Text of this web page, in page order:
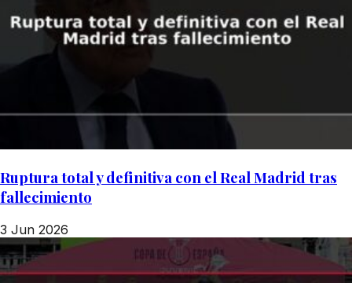
Ruptura total y definitiva con el Real Madrid tras
fallecimiento
3 Jun 2026